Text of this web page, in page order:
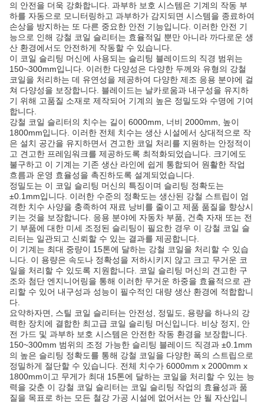
의 안전을 더욱 강화합니다. 과부하 보호 시스템은 기계의 작동 부
하를 자동으로 모니터링하고 과부하가 감지되면 시스템을 종료하여
손상을 방지하는 또 다른 중요한 안전 기능입니다. 이러한 안전 기
능으로 인해 강철 코일 슬리터는 효율적일 뿐만 아니라 까다로운 생
산 환경에서도 안전하게 작동할 수 있습니다.
이 코일 슬리팅 머신에 사용되는 슬리팅 블레이드의 직경 범위는
150~300mm입니다. 이러한 다양성은 다양한 두께와 유형의 강철
코일을 처리하는 데 유연성을 제공하여 다양한 제조 응용 분야에 걸
쳐 다양성을 보장합니다. 블레이드는 날카로움과 내구성을 유지하
기 위해 고품질 소재로 제작되어 기계의 높은 정밀도와 수명에 기여
합니다.
강철 코일 슬리터의 치수는 길이 6000mm, 너비 2000mm, 높이
1800mm입니다. 이러한 전체 치수는 생산 시설에서 상대적으로 작
은 설치 공간을 유지하면서 견고한 코일 처리를 지원하는 안정적이
고 견고한 프레임워크를 제공하도록 최적화되었습니다. 크기에도
불구하고 이 기계는 기존 생산 라인에 쉽게 통합되어 원활한 작업
흐름과 운영 효율성을 촉진하도록 설계되었습니다.
정밀도는 이 코일 슬리팅 머신의 특징이며 슬리팅 정확도는
±0.1mm입니다. 이러한 수준의 정확도는 생산된 강철 스트립이 엄
격한 치수 사양을 충족하여 재료 낭비를 줄이고 제품 품질을 향상시
키는 것을 보장합니다. 응용 분야에 자동차 부품, 건축 자재 또는 전
기 부품에 대한 미세 조정된 슬리팅이 필요한 경우 이 강철 코일 슬
리터는 일관되고 신뢰할 수 있는 결과를 제공합니다.
이 기계는 최대 중량이 15톤에 달하는 강철 코일을 처리할 수 있습
니다. 이 용량은 속도나 정확성을 저하시키지 않고 크고 무거운 코
일을 처리할 수 있도록 지원합니다. 코일 슬리팅 머신의 견고한 구
조와 첨단 엔지니어링을 통해 이러한 무거운 하중을 효율적으로 관
리할 수 있어 내구성과 성능이 필수적인 대량 생산 환경에 적합합니
다.
요약하자면, 스틸 코일 슬리터는 안전성, 정밀도, 용량을 하나의 강
력한 장치에 결합한 최고급 코일 슬리팅 머신입니다. 비상 정지, 안
전 가드 및 과부하 보호 시스템은 안전한 작동 환경을 보장합니다.
150~300mm 범위의 조정 가능한 슬리팅 블레이드 직경과 ±0.1mm
의 높은 슬리팅 정확도를 통해 강철 코일을 다양한 폭의 스트립으로
정밀하게 절단할 수 있습니다. 전체 치수가 6000mm x 2000mm x
1800mm이고 무게가 최대 15톤에 달하는 코일을 처리할 수 있는 능
력을 갖춘 이 강철 코일 슬리터는 코일 슬리팅 작업의 효율성과 품
질을 목표로 하는 모든 철강 가공 시설에 없어서는 안 될 자산입니